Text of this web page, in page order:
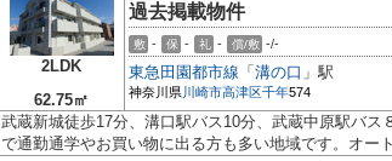
2LDK
62.75㎡
過去掲載物件
敷 - 保 - 礼 - 償/敷 -/-
東急田園都市線 「 溝の口 」駅
神奈川県川崎市高津区千年574
武蔵新城徒歩17分、溝口駅バス10分、武蔵中原駅バ
で通勤通学やお買い物に出る方も多い地域です。オー